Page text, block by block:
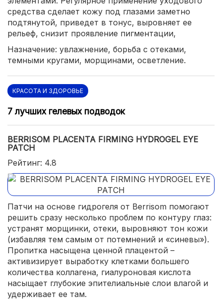
средства сделает кожу под глазами заметно
подтянутой, приведет в тонус, выровняет ее
рельеф, снизит проявление пигментации,
Назначение: увлажнение, борьба с отеками,
темными кругами, морщинами, осветление.
КРАСОТА И ЗДОРОВЬЕ
7 лучших гелевых подводок
BERRISOM PLACENTA FIRMING HYDROGEL EYE
PATCH
Рейтинг: 4.8
Патчи на основе гидрогеля от Berrisom помогают
решить сразу несколько проблем по контуру глаз:
устранят морщинки, отеки, выровняют тон кожи
(избавляя тем самым от потемнений и «синевы»).
Пропитка насыщена ценной плацентой –
активизирует выработку клетками большего
количества коллагена, гиалуроновая кислота
насыщает глубокие эпителиальные слои влагой и
удерживает ее там.